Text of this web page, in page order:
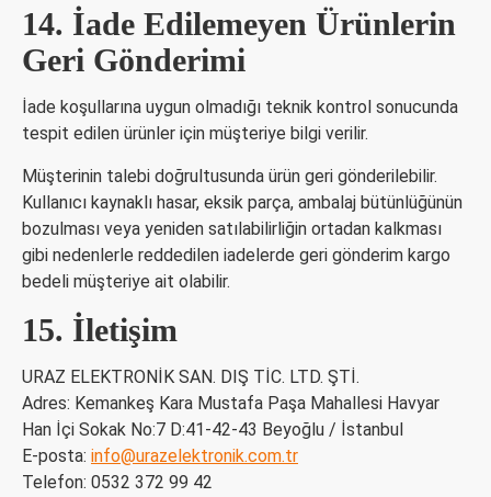
14. İade Edilemeyen Ürünlerin
Geri Gönderimi
İade koşullarına uygun olmadığı teknik kontrol sonucunda
tespit edilen ürünler için müşteriye bilgi verilir.
Müşterinin talebi doğrultusunda ürün geri gönderilebilir.
Kullanıcı kaynaklı hasar, eksik parça, ambalaj bütünlüğünün
bozulması veya yeniden satılabilirliğin ortadan kalkması
gibi nedenlerle reddedilen iadelerde geri gönderim kargo
bedeli müşteriye ait olabilir.
15. İletişim
URAZ ELEKTRONİK SAN. DIŞ TİC. LTD. ŞTİ.
Adres: Kemankeş Kara Mustafa Paşa Mahallesi Havyar
Han İçi Sokak No:7 D:41-42-43 Beyoğlu / İstanbul
E-posta: info@urazelektronik.com.tr
Telefon: 0532 372 99 42